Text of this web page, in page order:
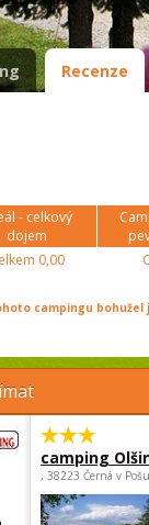
Recenze
- celkový
dojem
0,00
campingu
camping
, 38223 Černá v